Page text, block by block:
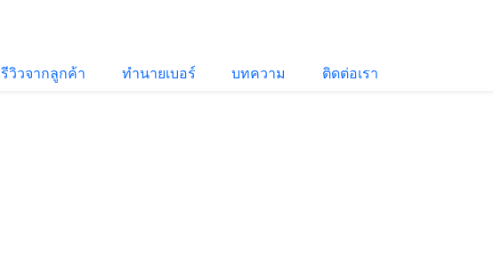
รีวิวจากลูกค้า ทำนายเบอร์ บทความ ติดต่อเรา